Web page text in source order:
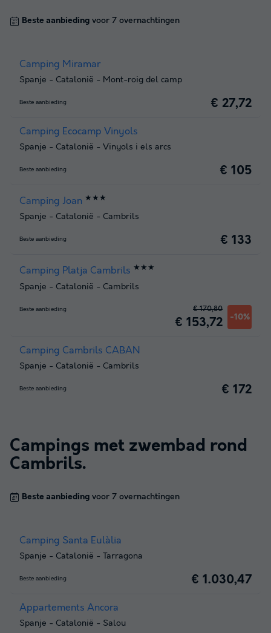
Beste aanbieding voor 7 overnachtingen
Camping Miramar
Spanje - Catalonië - Mont-roig del camp
Beste aanbieding € 27,72
Camping Ecocamp Vinyols
Spanje - Catalonië - Vinyols i els arcs
Beste aanbieding € 105
Camping Joan ★★★
Spanje - Catalonië - Cambrils
Beste aanbieding € 133
Camping Platja Cambrils ★★★
Spanje - Catalonië - Cambrils
Beste aanbieding
€ 153,72 -10%
€ 170,80
Camping Cambrils CABAN
Spanje - Catalonië - Cambrils
Beste aanbieding € 172
Campings met zwembad rond
Cambrils.
Beste aanbieding voor 7 overnachtingen
Camping Santa Eulàlia
Spanje - Catalonië - Tarragona
Beste aanbieding € 1.030,47
Appartements Ancora
Spanje - Catalonië - Salou